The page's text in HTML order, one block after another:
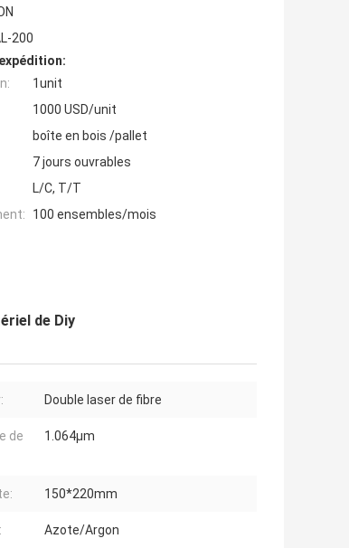
200
1unit
1000 USD/unit
boîte en bois /pallet
7 jours ouvrables
L/C, T/T
100 ensembles/mois
de Diy
Double laser de fibre
de
1.064μm
150*220mm
Azote/Argon